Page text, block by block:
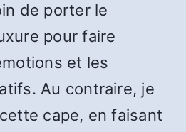
de porter le
pour faire
et les
Au contraire, je
cape, en faisant